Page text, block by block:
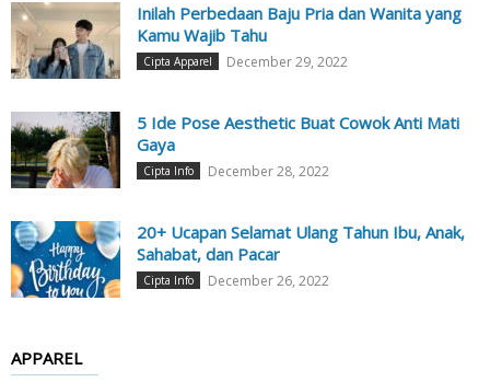
Inilah Perbedaan Baju Pria dan Wanita yang
Kamu Wajib Tahu
Cipta Apparel December 29, 2022
5 Ide Pose Aesthetic Buat Cowok Anti Mati
Gaya
Cipta Info December 28, 2022
20+ Ucapan Selamat Ulang Tahun Ibu, Anak,
Sahabat, dan Pacar
Cipta Info December 26, 2022
APPAREL